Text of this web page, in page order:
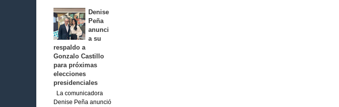
Denise
Peña
anunci
a su
respaldo a
Gonzalo Castillo
para próximas
elecciones
presidenciales
La comunicadora
Denise Peña anunció